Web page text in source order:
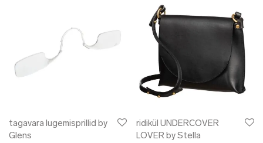
tagavara lugemisprillid by
Glens
ridikül UNDERCOVER
LOVER by Stella